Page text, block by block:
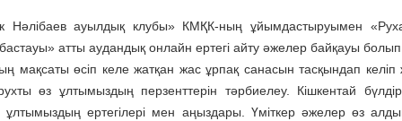
Нәлібаев ауылдық клубы» КМҚК-ның ұйымдастыруымен
бастауы» атты аудандық онлайн ертегі айту әжелер байқауы болып
мақсаты өсіп келе жатқан жас ұрпақ санасын тасқындап
өз ұлтымыздың перзенттерін тәрбиелеу. Кішкентай
ұлтымыздың ертегілері мен аңыздары. Үміткер әжелер өз